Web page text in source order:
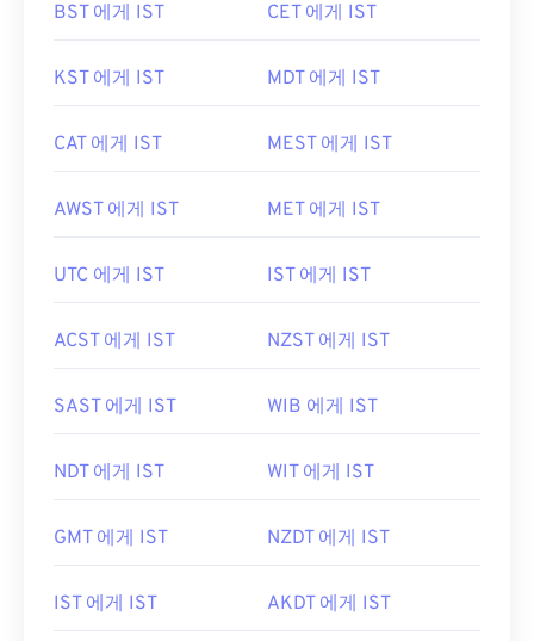
BST 에게 IST CET 에게 IST
KST 에게 IST MDT 에게 IST
CAT 에게 IST MEST 에게 IST
AWST 에게 IST MET 에게 IST
UTC 에게 IST IST 에게 IST
ACST 에게 IST NZST 에게 IST
SAST 에게 IST WIB 에게 IST
NDT 에게 IST WIT 에게 IST
GMT 에게 IST NZDT 에게 IST
IST 에게 IST AKDT 에게 IST